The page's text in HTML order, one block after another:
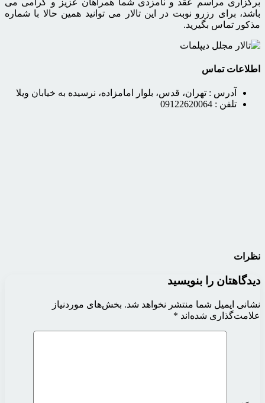
برگزاری مراسم عقد و نامزدی شما همراهان عزیز و گرامی می
باشد، برای رزرو نوبت در این تالار می توانید همین حالا با شماره
مذکور تماس بگیرید.
اطلاعات تماس
آدرس : تهران، قدس، بلوار امامزاده، نرسیده به خیابان ویلا
تلفن : 09122620064
نظرات
دیدگاهتان را بنویسید
نشانی ایمیل شما منتشر نخواهد شد. بخش‌های موردنیاز
علامت‌گذاری شده‌اند *